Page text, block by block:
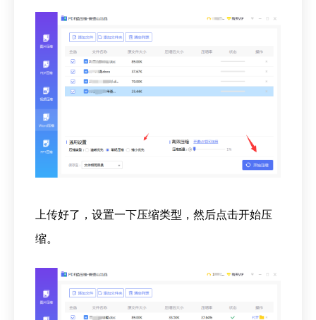
上传好了，设置一下压缩类型，然后点击开始压
缩。